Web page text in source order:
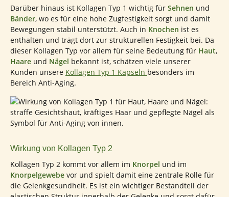
Darüber hinaus ist Kollagen Typ 1 wichtig für Sehnen und
Bänder, wo es für eine hohe Zugfestigkeit sorgt und damit
Bewegungen stabil unterstützt. Auch in Knochen ist es
enthalten und trägt dort zur strukturellen Festigkeit bei. Da
dieser Kollagen Typ vor allem für seine Bedeutung für Haut,
Haare und Nägel bekannt ist, schätzen viele unserer
Kunden unsere Kollagen Typ 1 Kapseln besonders im
Bereich Anti-Aging.
Wirkung von Kollagen Typ 2
Kollagen Typ 2 kommt vor allem im Knorpel und im
Knorpelgewebe vor und spielt damit eine zentrale Rolle für
die Gelenkgesundheit. Es ist ein wichtiger Bestandteil der